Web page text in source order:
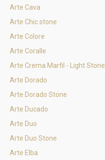
Arte Cava
Arte Chic stone
Arte Colore
Arte Coralle
Arte Crema Marfil - Light Stone
Arte Dorado
Arte Dorado Stone
Arte Ducado
Arte Duo
Arte Duo Stone
Arte Elba